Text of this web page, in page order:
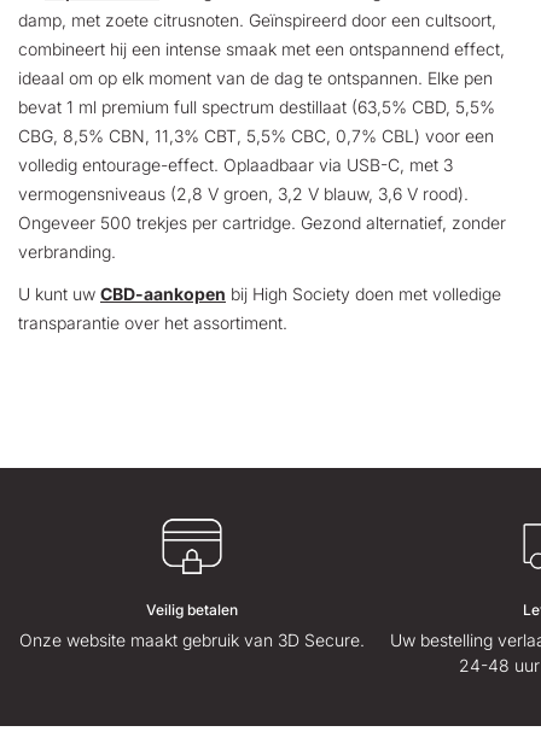
damp, met zoete citrusnoten. Geïnspireerd door een cultsoort,
combineert hij een intense smaak met een ontspannend effect,
ideaal om op elk moment van de dag te ontspannen. Elke pen
bevat 1 ml premium full spectrum destillaat (63,5% CBD, 5,5%
CBG, 8,5% CBN, 11,3% CBT, 5,5% CBC, 0,7% CBL) voor een
volledig entourage-effect. Oplaadbaar via USB-C, met 3
vermogensniveaus (2,8 V groen, 3,2 V blauw, 3,6 V rood).
Ongeveer 500 trekjes per cartridge. Gezond alternatief, zonder
verbranding.
U kunt uw CBD-aankopen bij High Society doen met volledige
transparantie over het assortiment.
Veilig betalen
Onze website maakt gebruik van 3D Secure.
Uw bestelling
24-48